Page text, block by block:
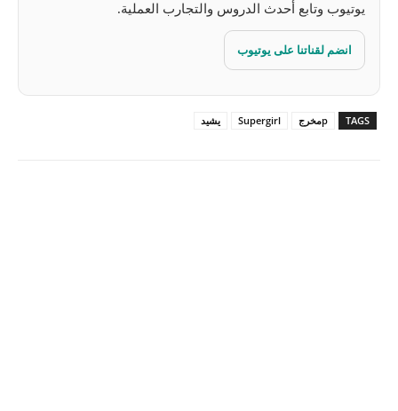
يوتيوب وتابع أحدث الدروس والتجارب العملية.
انضم لقناتنا على يوتيوب
TAGS pمخرج Supergirl يشيد